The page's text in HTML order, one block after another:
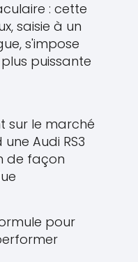
: cette
saisie à un
s'impose
puissante
sur le marché
Audi RS3
de façon
pour